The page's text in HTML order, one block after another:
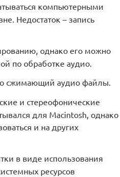
компьютерными
Недостаток – запись
однако его можно
по обработке аудио.
сжимающий аудио файлы.
и стереофонические
для Macintosh, однако
и на других
в виде использования
ресурсов